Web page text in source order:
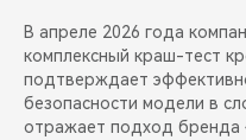
В апреле 2026 года
комплексный краш-тест
подтверждает
безопасности модели в
отражает подход бренда